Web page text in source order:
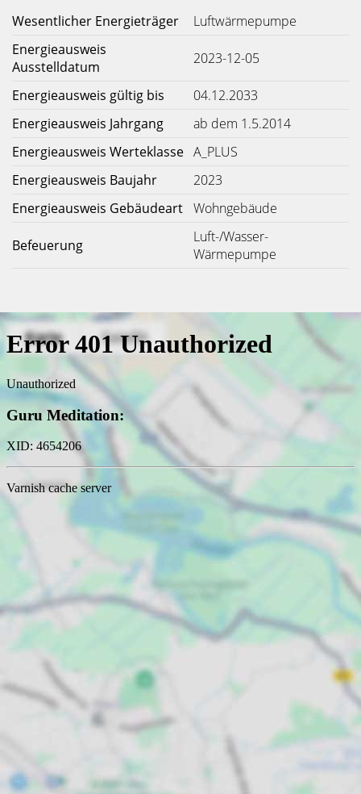
Wesentlicher Energieträger
Luftwärmepumpe
Energieausweis
Ausstelldatum
2023-12-05
Energieausweis gültig bis
04.12.2033
Energieausweis Jahrgang
ab dem 1.5.2014
Energieausweis Werteklasse A_PLUS
Energieausweis Baujahr
2023
Energieausweis Gebäudeart Wohngebäude
Befeuerung
Luft-/Wasser-
Wärmepumpe